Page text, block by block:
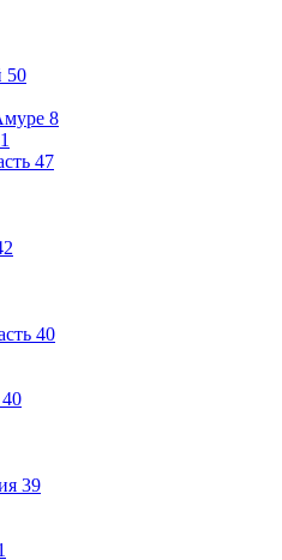
50
8
1
47
40
40
39